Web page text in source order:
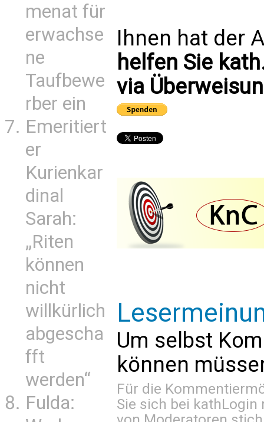
menat für
erwachse
ne
Taufbewe
rber ein
Emeritiert
er
Kurienkar
dinal
Sarah:
„Riten
können
nicht
willkürlich
abgescha
fft
werden“
Fulda:
Ihnen hat der
helfen Sie
via
Um selbst
können
Für die
Sie sich bei kathLogin